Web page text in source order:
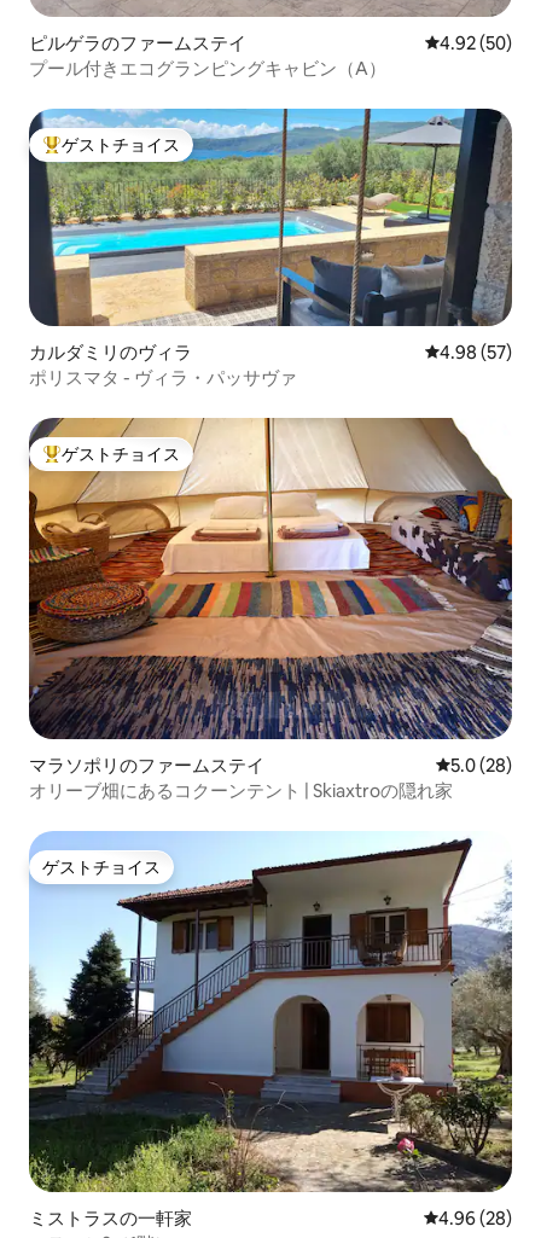
ピルゲラのファームステイ レビュー50
4.92 (50)
プール付きエコグランピングキャビン（A）
大好評のゲストチョイスです。
ゲストチョイス
カルダミリのヴィラ レビュー57
4.98 (57)
ポリスマタ - ヴィラ・パッサヴァ
大好評のゲストチョイスです。
ゲストチョイス
マラソポリのファームステイ レビュー28
5.0 (28)
オリーブ畑にあるコクーンテント | Skiaxtroの隠れ家
ゲストチョイス
ゲストチョイス
ミストラスの一軒家 レビュー28
4.96 (28)